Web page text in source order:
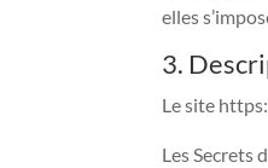
elles
3.
Le site
Les Secrets